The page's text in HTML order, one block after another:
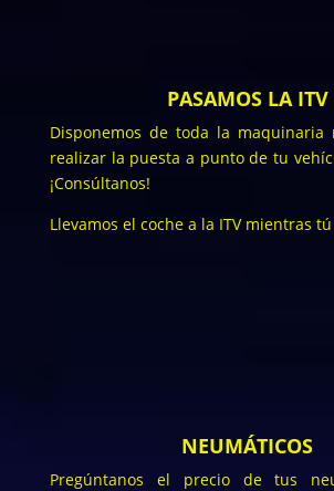
PASAMOS LA ITV
Disponemos de toda la maquinaria
realizar la puesta a punto de tu
¡Consúltanos!
Llevamos el coche a la ITV mientras
NEUMÁTICOS
Pregúntanos el precio de tus